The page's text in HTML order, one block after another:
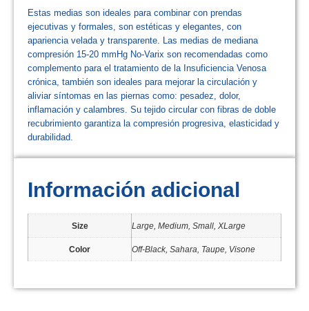
Estas medias son ideales para combinar con prendas
ejecutivas y formales, son estéticas y elegantes, con
apariencia velada y transparente. Las medias de mediana
compresión 15-20 mmHg No-Varix son recomendadas como
complemento para el tratamiento de la Insuficiencia Venosa
crónica, también son ideales para mejorar la circulación y
aliviar síntomas en las piernas como: pesadez, dolor,
inflamación y calambres. Su tejido circular con fibras de doble
recubrimiento garantiza la compresión progresiva, elasticidad y
durabilidad.
Información adicional
Size Large, Medium, Small, XLarge
Color Off-Black, Sahara, Taupe, Visone